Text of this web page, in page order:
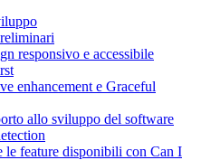
responsivo e accessibile
enhancement e Graceful
allo sviluppo del software
le feature disponibili con Can I